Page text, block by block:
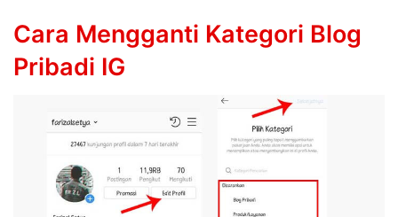
Cara Mengganti Kategori Blog
Pribadi IG